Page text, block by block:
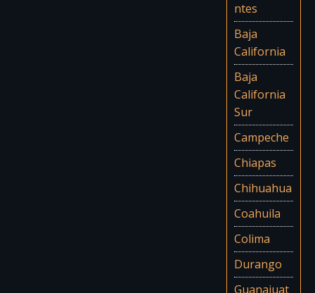
ntes
Baja
California
Baja
California
Sur
Campeche
Chiapas
Chihuahua
Coahuila
Colima
Durango
Guanajuat